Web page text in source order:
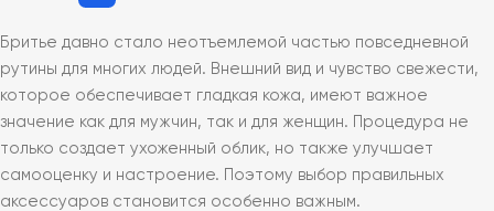
Бритье давно стало неотъемлемой частью повседневной
рутины для многих людей. Внешний вид и чувство свежести,
которое обеспечивает гладкая кожа, имеют важное
значение как для мужчин, так и для женщин. Процедура не
только создает ухоженный облик, но также улучшает
самооценку и настроение. Поэтому выбор правильных
аксессуаров становится особенно важным.